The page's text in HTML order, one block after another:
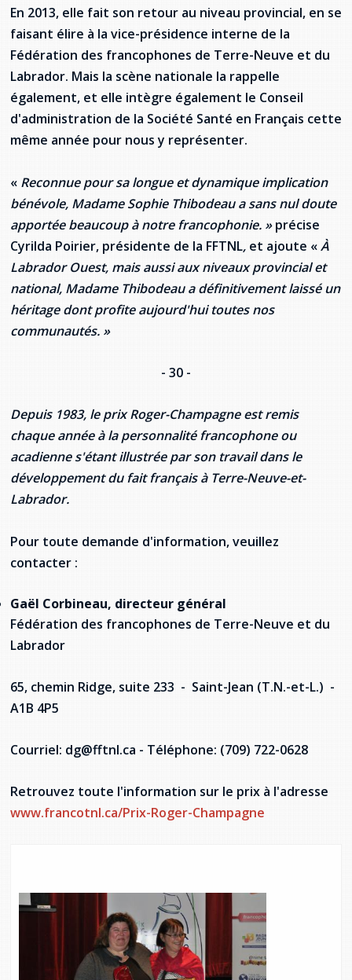
En 2013, elle fait son retour au niveau provincial, en se
faisant élire à la vice-présidence interne de la
Fédération des francophones de Terre-Neuve et du
Labrador. Mais la scène nationale la rappelle
également, et elle intègre également le Conseil
d'administration de la Société Santé en Français cette
même année pour nous y représenter.
« Reconnue pour sa longue et dynamique implication
bénévole, Madame Sophie Thibodeau a sans nul doute
apportée beaucoup à notre francophonie. »précise
Cyrilda Poirier, présidente de la FFTNL, et ajoute «À
Labrador Ouest, mais aussi aux niveaux provincial et
national, Madame Thibodeau a définitivement laissé un
héritage dont profite aujourd'hui toutes nos
communautés. »
- 30 -
Depuis 1983, le prix Roger-Champagne est remis
chaque année à la personnalité francophone ou
acadienne s'étant illustrée par son travail dans le
développement du fait français à Terre-Neuve-et-
Labrador.
Pour toute demande d'information, veuillez
contacter :
Gaël Corbineau, directeur général
Fédération des francophones de Terre-Neuve et du
Labrador
65, chemin Ridge, suite 233 - Saint-Jean (T.N.-et-L.) -
A1B 4P5
Courriel: dg@fftnl.ca - Téléphone: (709) 722-0628
Retrouvez toute l'information sur le prix à l'adresse
www.francotnl.ca/Prix-Roger-Champagne